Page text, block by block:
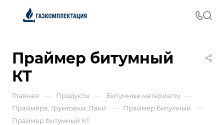
Праймер битумный
КТ
Главная — Продукты — Битумные материалы —
Праймера, Грунтовки, Лаки — Праймер битумный —
Праймер битумный КТ